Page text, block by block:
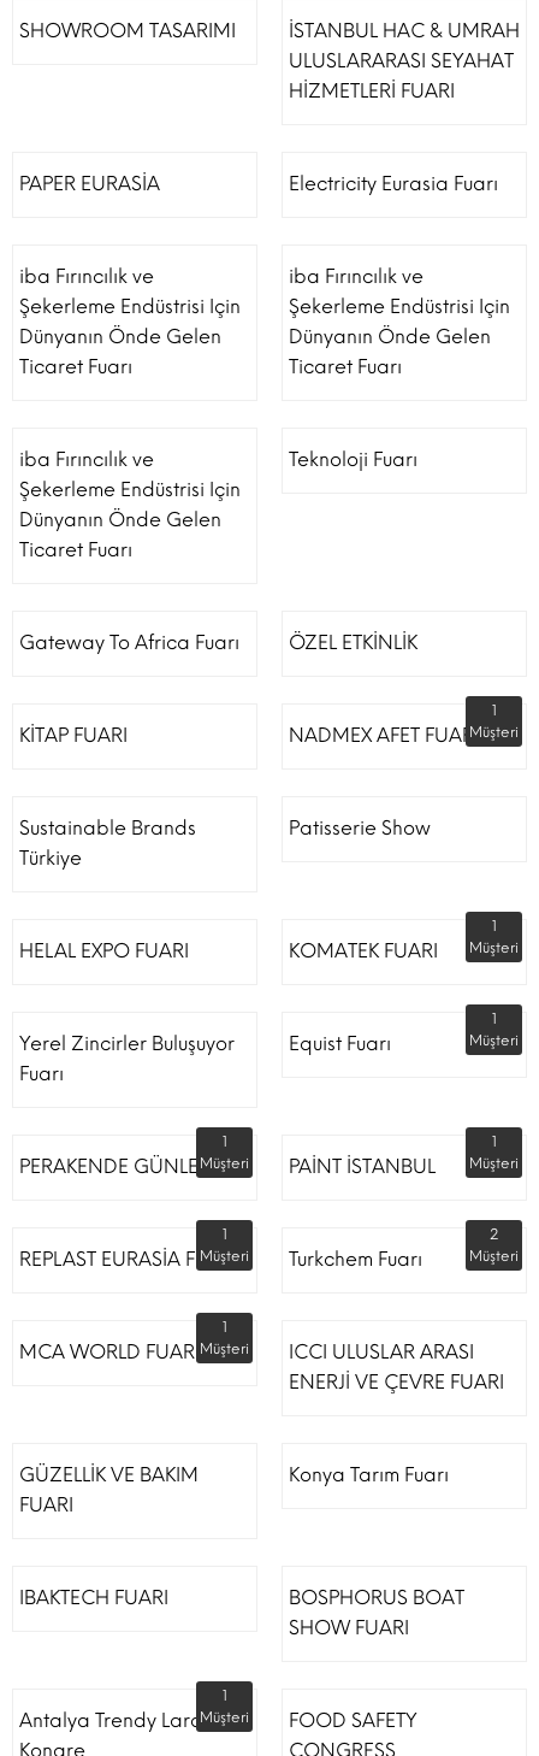
SHOWROOM TASARIMI
İSTANBUL HAC & UMRAH
ULUSLARARASI SEYAHAT
HİZMETLERİ FUARI
PAPER EURASİA Electricity Eurasia Fuarı
iba Fırıncılık ve
Şekerleme Endüstrisi Için
Dünyanın Önde Gelen
Ticaret Fuarı
iba Fırıncılık ve
Şekerleme Endüstrisi Için
Dünyanın Önde Gelen
Ticaret Fuarı
iba Fırıncılık ve
Şekerleme Endüstrisi Için
Dünyanın Önde Gelen
Ticaret Fuarı
Teknoloji Fuarı
Gateway To Africa Fuarı ÖZEL ETKİNLİK
KİTAP FUARI NADMEX AFET FUARI
1
Müşteri
Sustainable Brands
Türkiye
Patisserie Show
HELAL EXPO FUARI KOMATEK FUARI
1
Müşteri
Yerel Zincirler Buluşuyor
Fuarı
Equist Fuarı
1
Müşteri
PERAKENDE GÜNLERİ
1
Müşteri
PAİNT İSTANBUL
1
Müşteri
REPLAST EURASİA FUARI
1
Müşteri
Turkchem Fuarı
2
Müşteri
MCA WORLD FUARI
1
Müşteri
ICCI ULUSLAR ARASI
ENERJİ VE ÇEVRE FUARI
GÜZELLİK VE BAKIM
FUARI
Konya Tarım Fuarı
IBAKTECH FUARI
BOSPHORUS BOAT
SHOW FUARI
Antalya Trendy Lara Otel
Kongre
1
Müşteri
FOOD SAFETY
CONGRESS